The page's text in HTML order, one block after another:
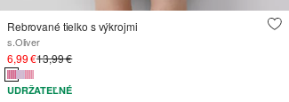
Rebrované tielko s výkrojmi
s.Oliver
6,99 €13,99 €
UDRŽATEĽNÉ